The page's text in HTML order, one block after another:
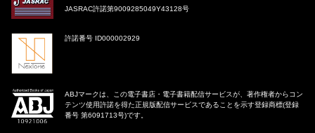
JASRAC許諾第9009285049Y43128号
許諾番号 ID000002929
ABJマークは、この電子書店・電子書籍配信サービスが、著作権者からコン
テンツ使用許諾を得た正規版配信サービスであることを示す登録商標(登録
番号 第6091713号)です。